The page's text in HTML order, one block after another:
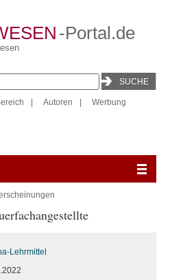
-Portal.de
Autoren Werbung
Lehrmittel